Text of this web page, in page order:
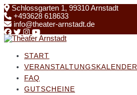
Skip
to
content
Schlossgarten 1, 99310 Arnstadt
+493628 618633
info@theater-arnstadt.de
START
VERANSTALTUNGSKALENDER
FAQ
GUTSCHEINE